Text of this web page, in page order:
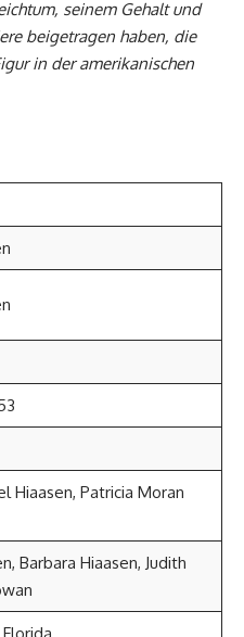
seinem Gehalt und
beigetragen haben, die
in der amerikanischen
Hiaasen, Patricia Moran
Barbara Hiaasen, Judith